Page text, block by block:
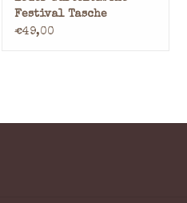
Festival Tasche
Bauchtasche Swing
€49,00